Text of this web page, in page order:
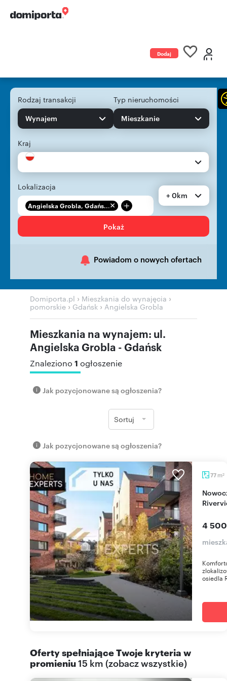
Dodaj
Rodzaj transakcji
Wynajem
Typ nieruchomości
Mieszkanie
Kraj
Lokalizacja
Angielska Grobla, Gdańs... +
+ 0km
Pokaż
Powiadom o nowych ofertach
Domiporta.pl › Mieszkania do wynajęcia ›
pomorskie › Gdańsk › Angielska Grobla
Mieszkania na wynajem: ul.
Angielska Grobla - Gdańsk
Znaleziono 1 ogłoszenie
Jak pozycjonowane są ogłoszenia?
Sortuj
Jak pozycjonowane są ogłoszenia?
77 m2
Nowoczesne 3-pokojowe mieszkanie 77 m² -
4
osiedla
Oferty spełniające Twoje kryteria w
promieniu15 km (zobacz wszystkie)